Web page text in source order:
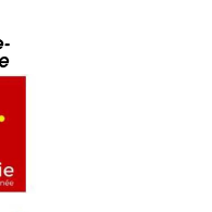
Nauta
d'una Agricultura